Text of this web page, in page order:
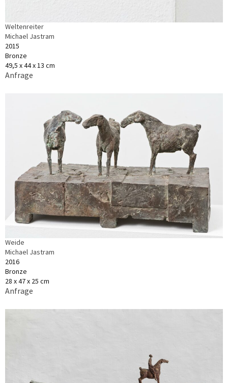
Weltenreiter
Michael Jastram
2015
Bronze
49,5 x 44 x 13 cm
Anfrage
Weide
Michael Jastram
2016
Bronze
28 x 47 x 25 cm
Anfrage